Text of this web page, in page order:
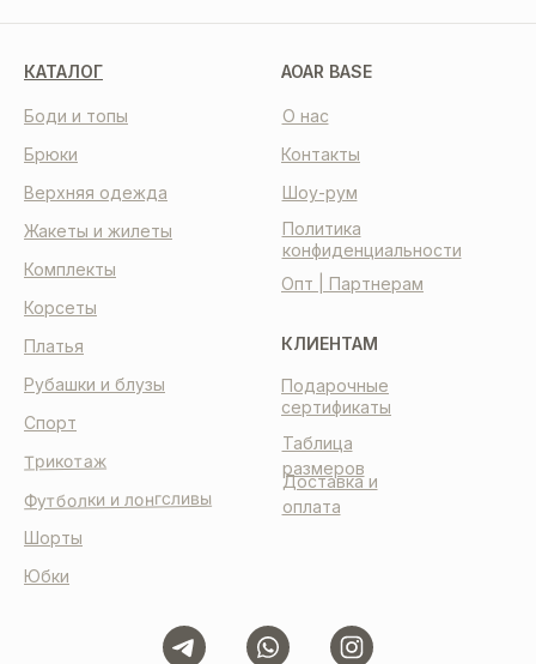
КАТАЛОГ
КЛИЕНТАМ
Таблица
размеров
Доставка и
оплата
Подарочные
сертификаты
AOAR BASE
О нас
Контакты
Шоу-рум
Политика
конфиденциальности
Опт | Партнерам
Корсеты
Платья
Боди и топы
Комплекты
Шорты
Спорт
Рубашки и блузы
Брюки
Жакеты и жилеты
Трикотаж
Футболки и лонгсливы
Верхняя одежда
Юбки